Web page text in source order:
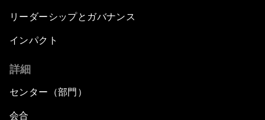
リーダーシップとガバナンス
インパクト
詳細
センター（部門）
会合